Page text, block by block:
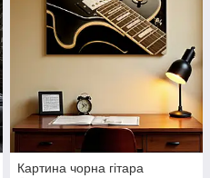
Картина чорна гітара